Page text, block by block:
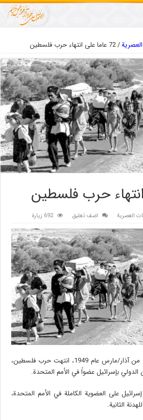
/72 عاما على انتهاء حرب فلسطين
العصرية اضف تعليق 692 زيارة
في مثل هذا اليوم، السادس من آذار/مارس عام 1949، انتهت حرب فلسطين،
بإسرائيل عضواً في الأمم المتحدة.
على العضوية الكاملة في الأمم المتحدة،
الثانية.